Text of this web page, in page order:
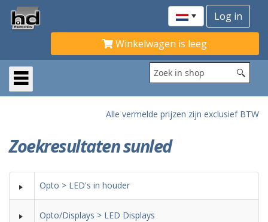
Winkelwagen is leeg
Alle vermelde prijzen zijn exclusief BTW
Zoekresultaten sunled
Opto > LED's in houder
Opto/Displays > LED Displays